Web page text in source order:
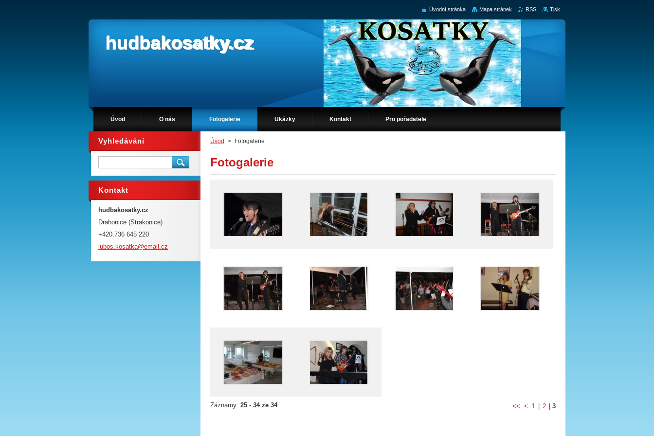
hudbakosatky.cz
Úvod O nás Fotogalerie Ukázky Kontakt Pro pořadatele
Úvod > Fotogalerie
Fotogalerie
Záznamy: 25 - 34 ze 34 << < 1 2 3
Vyhledávání
Kontakt
hudbakosatky.cz
Drahonice (Strakonice)
+420.736 645 220
lubos.kosatka@email.cz
Úvodní stránka Mapa stránek RSS Tisk